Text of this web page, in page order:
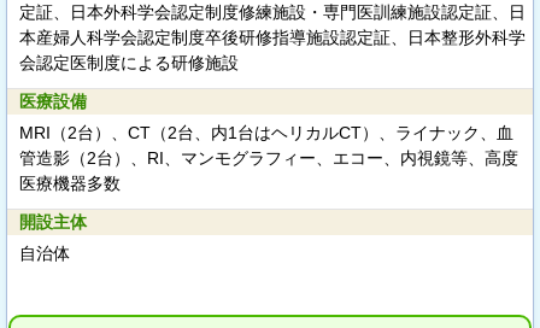
定証、日本外科学会認定制度修練施設・専門医訓練施設認定証、日
本産婦人科学会認定制度卒後研修指導施設認定証、日本整形外科学
会認定医制度による研修施設
医療設備
MRI（2台）、CT（2台、内1台はヘリカルCT）、ライナック、血
管造影（2台）、RI、マンモグラフィー、エコー、内視鏡等、高度
医療機器多数
開設主体
自治体